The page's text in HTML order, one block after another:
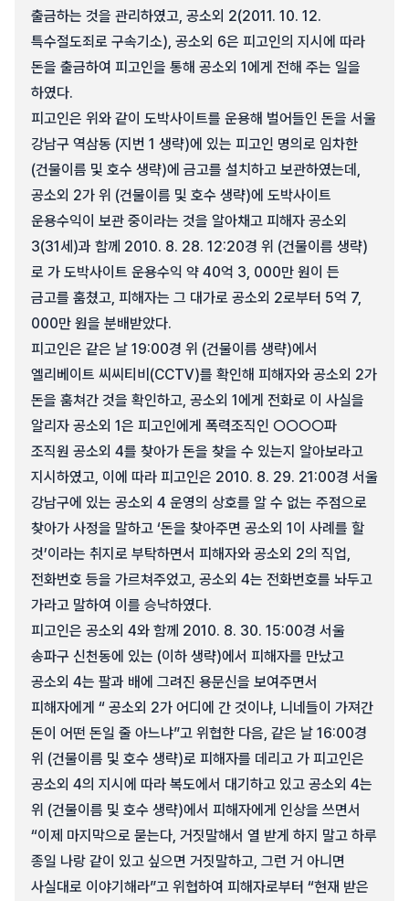
출금하는 것을 관리하였고, 공소외 2(2011. 10. 12.
특수절도죄로 구속기소), 공소외 6은 피고인의 지시에 따라
돈을 출금하여 피고인을 통해 공소외 1에게 전해 주는 일을
하였다.
피고인은 위와 같이 도박사이트를 운용해 벌어들인 돈을 서울
강남구 역삼동 (지번 1 생략)에 있는 피고인 명의로 임차한
(건물이름 및 호수 생략)에 금고를 설치하고 보관하였는데,
공소외 2가 위 (건물이름 및 호수 생략)에 도박사이트
운용수익이 보관 중이라는 것을 알아채고 피해자 공소외
3(31세)과 함께 2010. 8. 28. 12:20경 위 (건물이름 생략)
로 가 도박사이트 운용수익 약 40억 3, 000만 원이 든
금고를 훔쳤고, 피해자는 그 대가로 공소외 2로부터 5억 7,
000만 원을 분배받았다.
피고인은 같은 날 19:00경 위 (건물이름 생략)에서
엘리베이트 씨씨티비(CCTV)를 확인해 피해자와 공소외 2가
돈을 훔쳐간 것을 확인하고, 공소외 1에게 전화로 이 사실을
알리자 공소외 1은 피고인에게 폭력조직인 ○○○○파
조직원 공소외 4를 찾아가 돈을 찾을 수 있는지 알아보라고
지시하였고, 이에 따라 피고인은 2010. 8. 29. 21:00경 서울
강남구에 있는 공소외 4 운영의 상호를 알 수 없는 주점으로
찾아가 사정을 말하고 ‘돈을 찾아주면 공소외 1이 사례를 할
것’이라는 취지로 부탁하면서 피해자와 공소외 2의 직업,
전화번호 등을 가르쳐주었고, 공소외 4는 전화번호를 놔두고
가라고 말하여 이를 승낙하였다.
피고인은 공소외 4와 함께 2010. 8. 30. 15:00경 서울
송파구 신천동에 있는 (이하 생략)에서 피해자를 만났고
공소외 4는 팔과 배에 그려진 용문신을 보여주면서
피해자에게 “ 공소외 2가 어디에 간 것이냐, 니네들이 가져간
돈이 어떤 돈일 줄 아느냐”고 위협한 다음, 같은 날 16:00경
위 (건물이름 및 호수 생략)로 피해자를 데리고 가 피고인은
공소외 4의 지시에 따라 복도에서 대기하고 있고 공소외 4는
위 (건물이름 및 호수 생략)에서 피해자에게 인상을 쓰면서
“이제 마지막으로 묻는다, 거짓말해서 열 받게 하지 말고 하루
종일 나랑 같이 있고 싶으면 거짓말하고, 그런 거 아니면
사실대로 이야기해라”고 위협하여 피해자로부터 “현재 받은